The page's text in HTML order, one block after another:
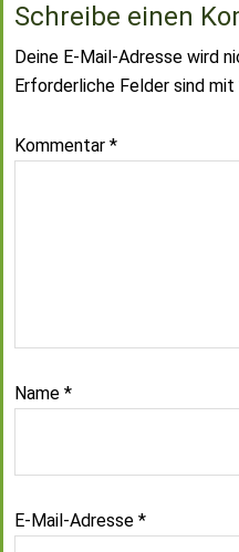
Schreibe einen
Deine E-Mail-Adresse wird
Erforderliche Felder sind mit
Kommentar *
Name *
E-Mail-Adresse *